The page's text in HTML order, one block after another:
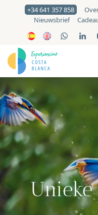
+34 641 357 858
Nieuwsbrief